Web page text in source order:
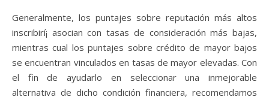
Generalmente, los puntajes sobre reputación más altos
inscribirí¡ asocian con tasas de consideración más bajas,
mientras cual los puntajes sobre crédito de mayor bajos
se encuentran vinculados en tasas de mayor elevadas. Con
el fin de ayudarlo en seleccionar una inmejorable
alternativa de dicho condición financiera, recomendamos